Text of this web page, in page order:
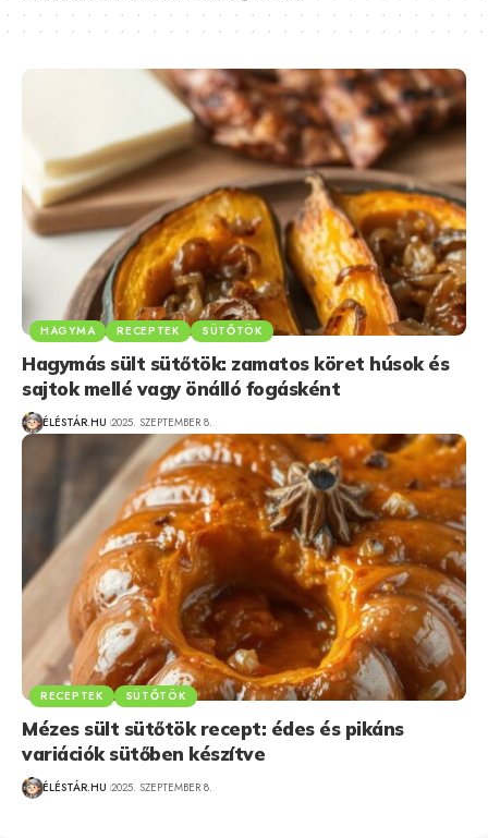
HAGYMA RECEPTEK SÜTŐTÖK
Hagymás sült sütőtök: zamatos köret húsok és
sajtok mellé vagy önálló fogásként
ÉLÉSTÁR.HU 2025. SZEPTEMBER 8.
RECEPTEK SÜTŐTÖK
Mézes sült sütőtök recept: édes és pikáns
variációk sütőben készítve
ÉLÉSTÁR.HU 2025. SZEPTEMBER 8.